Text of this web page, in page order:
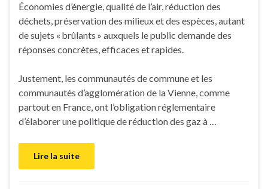
Économies d’énergie, qualité de l’air, réduction des
déchets, préservation des milieux et des espèces, autant
de sujets « brûlants » auxquels le public demande des
réponses concrètes, efficaces et rapides.
Justement, les communautés de commune et les
communautés d’agglomération de la Vienne, comme
partout en France, ont l’obligation réglementaire
d’élaborer une politique de réduction des gaz à …
Lire la suite